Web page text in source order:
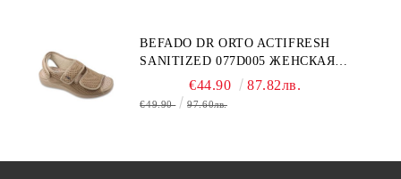
BEFADO DR ORTO ACTIFRESH
SANITIZED 077D005 ЖЕНСКАЯ
€44.90 87.82лв.
€49.90 97.60лв.